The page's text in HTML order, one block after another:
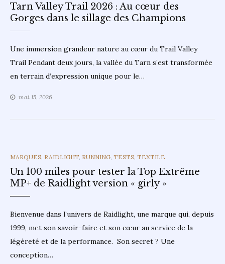
Tarn Valley Trail 2026 : Au cœur des
Gorges dans le sillage des Champions
Une immersion grandeur nature au cœur du Trail Valley
Trail Pendant deux jours, la vallée du Tarn s’est transformée
en terrain d’expression unique pour le…
mai 15, 2026
CATEGORIES
MARQUES RAIDLIGHT RUNNING TESTS TEXTILE
Un 100 miles pour tester la Top Extrême
MP+ de Raidlight version « girly »
Bienvenue dans l’univers de Raidlight, une marque qui, depuis
1999, met son savoir-faire et son cœur au service de la
légèreté et de la performance. Son secret ? Une
conception…